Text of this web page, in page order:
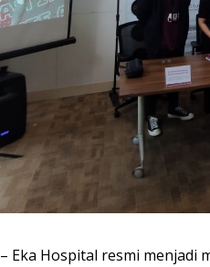
– Eka Hospital resmi menjadi